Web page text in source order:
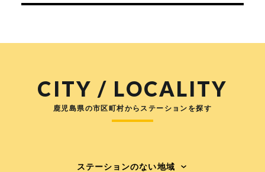
CITY / LOCALITY
鹿児島県の市区町村からステーションを探す
ステーションのない地域